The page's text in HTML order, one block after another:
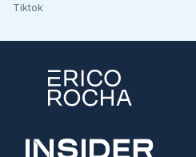
Tiktok